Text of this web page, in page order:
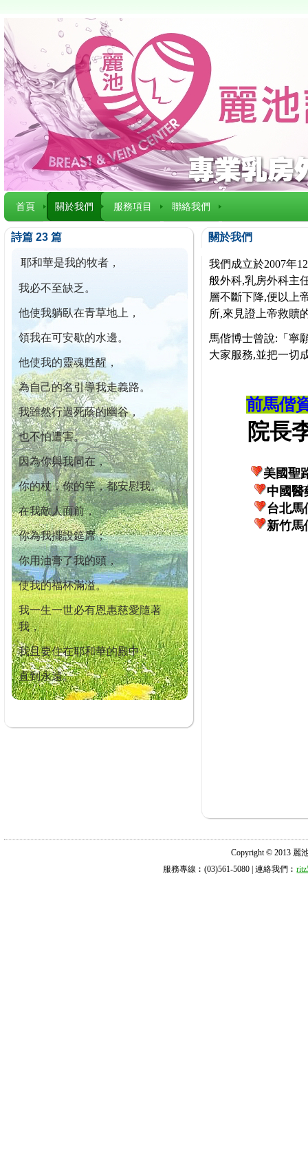
首頁 關於我們 服務項目 聯絡我們
詩篇 23 篇
耶和華是我的牧者，
我必不至缺乏。
他使我躺臥在青草地上，
領我在可安歇的水邊。
他使我的靈魂甦醒，
為自己的名引導我走義路。
我雖然行過死蔭的幽谷，
也不怕遭害。
因為你與我同在，
你的杖，你的竿，都安慰我。
在我敵人面前，
你為我擺設筵席；
你用油膏了我的頭，
使我的福杯滿溢。
我一生一世必有恩惠慈愛隨著
我，
我且要住在耶和華的殿中，
直到永遠。
關於我們
我們成立於2007年
般外科,乳房外科主
層不斷下降,便以上
所,來見證上帝救贖
馬偕博士曾說:「寧
大家服務,並把一切
前馬偕
院長李
美國聖
中國醫
台北馬
新竹馬
Copyright © 2013 麗
服務專線︰(03)561-5080 | 連絡我們︰